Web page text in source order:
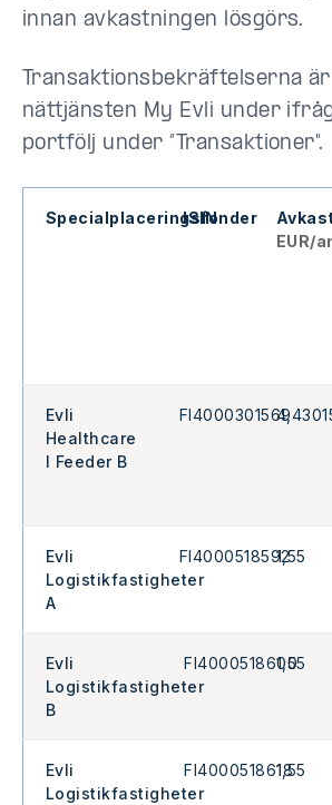
innan avkastningen lösgörs.
Transaktionsbekräftelserna
nättjänsten My Evli under
portfölj under ”Transaktioner".
Specialplaceringsfonder
ISIN
EUR/
Evli
Healthcare
I Feeder B
FI4000301569
Evli
Logistikfastigheter
A
FI40005185921,55
Evli
Logistikfastigheter
B
FI4000518600
1,55
Evli
Logistikfastigheter
FI4000518618
1,55